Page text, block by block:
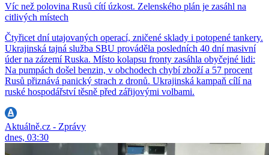
Víc než polovina Rusů cítí úzkost. Zelenského plán je zasáhl na
citlivých místech
Čtyřicet dní utajovaných operací, zničené sklady i potopené tankery.
Ukrajinská tajná služba SBU prováděla posledních 40 dní masivní
úder na zázemí Ruska. Místo kolapsu fronty zasáhla obyčejné lidi:
Na pumpách došel benzin, v obchodech chybí zboží a 57 procent
Rusů přiznává panický strach z dronů. Ukrajinská kampaň cílí na
ruské hospodářství těsně před zářijovými volbami.
Aktuálně.cz - Zprávy
dnes, 03:30